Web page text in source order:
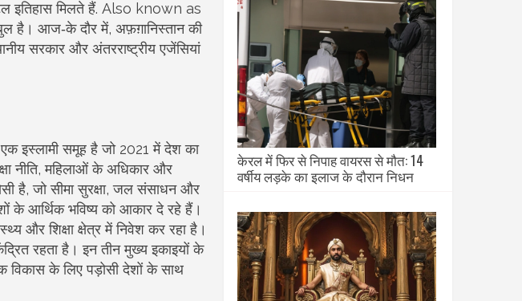
इतिहास मिलते हैं. Also known as
है। आज‑के दौर में, अफ़ग़ानिस्तान की
सरकार और अंतरराष्ट्रीय एजेंसियां
एक इस्लामी समूह है जो 2021 में देश का
नीति, महिलाओं के अधिकार और
है, जो सीमा सुरक्षा, जल संसाधन और
के आर्थिक भविष्य को आकार दे रहे हैं।
और शिक्षा क्षेत्र में निवेश कर रहा है ।
रहता है। इन तीन मुख्य इकाइयों के
विकास के लिए पड़ोसी देशों के साथ
केरल में फिर से निपाह वायरस से मौत: 14
वर्षीय लड़के का इलाज के दौरान निधन